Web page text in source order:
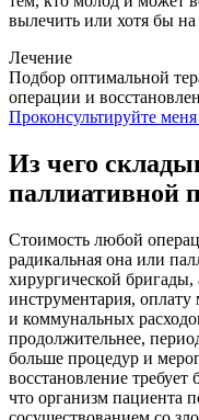
вылечить или хотя бы
Лечение
Подбор оптимальной
операции и
Проконсультируйте меня
Из чего
паллиативной
Стоимость любой
радикальная она или
хирургической
инструментария,
и коммунальных
продолжительнее,
больше процедур и
восстановление
что организм пациента